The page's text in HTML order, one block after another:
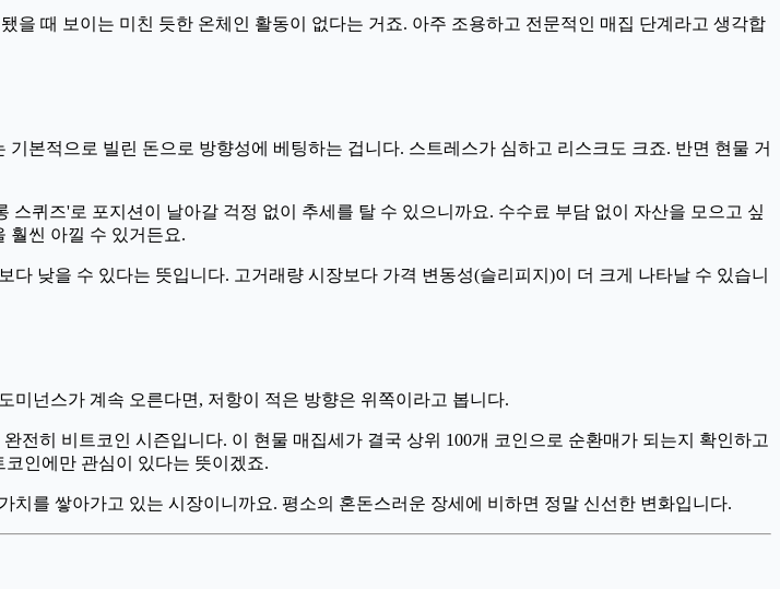
을 때 보이는 미친 듯한 온체인 활동이 없다는 거죠. 아주 조용하고 전문적인 매집 단계라고 생각합
본적으로 빌린 돈으로 방향성에 베팅하는 겁니다. 스트레스가 심하고 리스크도 크죠. 반면 현물 거
퀴즈'로 포지션이 날아갈 걱정 없이 추세를 탈 수 있으니까요. 수수료 부담 없이 자산을 모으고 싶
훨씬 아낄 수 있거든요.
낮을 수 있다는 뜻입니다. 고거래량 시장보다 가격 변동성(슬리피지)이 더 크게 나타날 수 있습니
넌스가 계속 오른다면, 저항이 적은 방향은 위쪽이라고 봅니다.
전히 비트코인 시즌입니다. 이 현물 매집세가 결국 상위 100개 코인으로 순환매가 되는지 확인하고
인에만 관심이 있다는 뜻이겠죠.
를 쌓아가고 있는 시장이니까요. 평소의 혼돈스러운 장세에 비하면 정말 신선한 변화입니다.